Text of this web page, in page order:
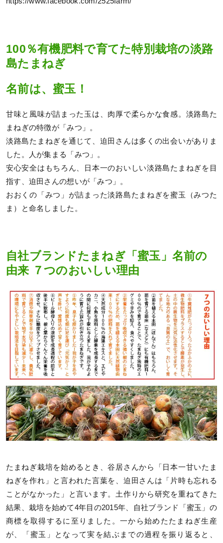
100％有機肥料で育てた特別栽培の淡路
島たまねぎ
名前は、蜜玉！
甘味と風味が詰まった玉は、肉厚で柔らかな食感。淡路島た
まねぎの特徴が「みつ」。
淡路島たまねぎを通じて、迫田さんは多くの出会いがありま
した。人が集まる「みつ」。
安心安全はもちろん、日本一のおいしい淡路島たまねぎを目
指す、迫田さんの想いが「みつ」。
おおくの「みつ」が詰まった淡路島たまねぎを蜜玉（みつた
ま）と命名しました。
自社ブランドたまねぎ「蜜玉」名前の
由来 ７つのおいしい理由
たまねぎ栽培を始めるとき、谷居さんから「日本一甘いたま
ねぎを作れ」と言われた言葉を、迫田さんは「片時も忘れる
ことがなかった」と言います。土作りから研究を重ねてきた
結果、栽培を始めて4年目の2015年、自社ブランド「蜜玉」の
商標を取得するに至りました。一から始めたたまねぎ生産
が、「蜜玉」となって実を結ぶまでの過程を振り返ると、